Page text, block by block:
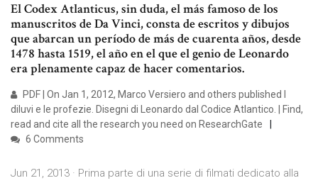
El Codex Atlanticus, sin duda, el más famoso de los
manuscritos de Da Vinci, consta de escritos y dibujos
que abarcan un período de más de cuarenta años, desde
1478 hasta 1519, el año en el que el genio de Leonardo
era plenamente capaz de hacer comentarios.
PDF | On Jan 1, 2012, Marco Versiero and others published I
diluvi e le profezie. Disegni di Leonardo dal Codice Atlantico. | Find,
read and cite all the research you need on ResearchGate
6 Comments
Jun 21, 2013 · Prima parte di una serie di filmati dedicato alla